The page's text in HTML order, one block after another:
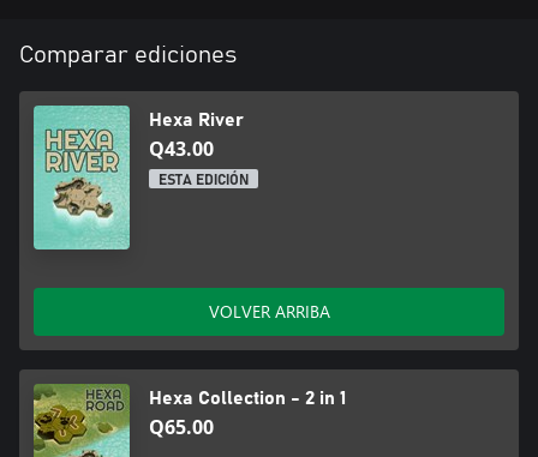
Comparar ediciones
Hexa River
Q43.00
ESTA EDICIÓN
VOLVER ARRIBA
Hexa Collection - 2 in 1
Q65.00